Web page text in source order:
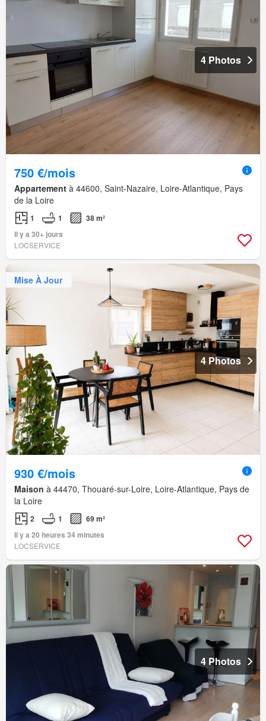
4 Photos
750 €/mois
Appartement à 44600, Saint-Nazaire, Loire-Atlantique, Pays
de la Loire
1 1
38 m²
Il y a 30+ jours
LOCSERVICE
Mise À Jour
4 Photos
930 €/mois
Maison à 44470, Thouaré-sur-Loire, Loire-Atlantique, Pays de
la Loire
2 1
69 m²
Il y a 20 heures 34 minutes
LOCSERVICE
4 Photos